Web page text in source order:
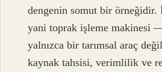
dengenin somut bir
yani toprak işleme makinesi
yalnızca bir tarımsal araç
kaynak tahsisi, verimlilik ve